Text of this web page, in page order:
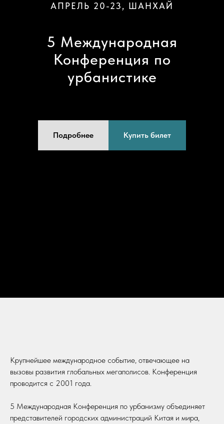
АПРЕЛЬ 20-23, ШАНХАЙ
5 Международная
Конференция по
урбанистике
Подробнее Купить билет
Крупнейшее международное событие, отвечающее на
вызовы развития глобальных мегаполисов. Конференция
проводится с 2001 года.
5 Международная Конференция по урбанизму объединяет
представителей городских администраций Китая и мира,